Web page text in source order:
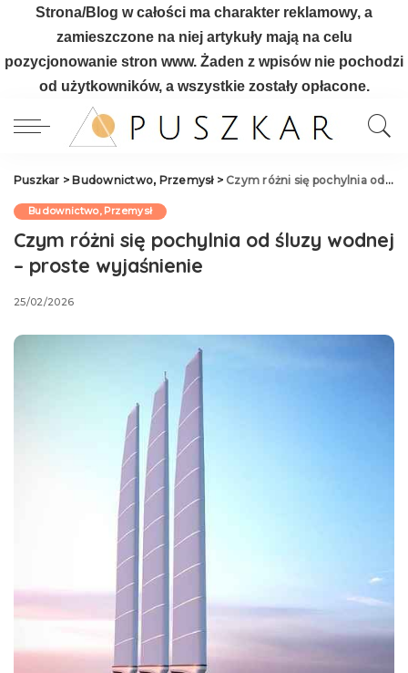
Strona/Blog w całości ma charakter reklamowy, a
zamieszczone na niej artykuły mają na celu
pozycjonowanie stron www. Żaden z wpisów nie pochodzi
od użytkowników, a wszystkie zostały opłacone.
Puszkar > Budownictwo, Przemysł> Czym różni się pochylnia od śluzy wodnej – proste wyjaśnienie
Budownictwo, Przemysł
Czym różni się pochylnia od śluzy wodnej
– proste wyjaśnienie
25/02/2026